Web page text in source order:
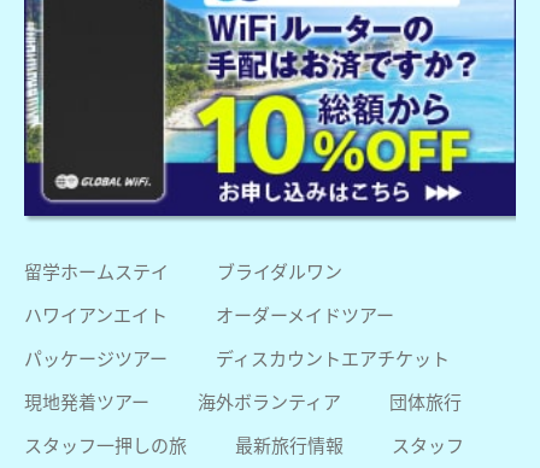
留学ホームステイ
ブライダルワン
ハワイアンエイト
オーダーメイドツアー
パッケージツアー
ディスカウントエアチケット
現地発着ツアー
海外ボランティア
団体旅行
スタッフ一押しの旅
最新旅行情報
スタッフ